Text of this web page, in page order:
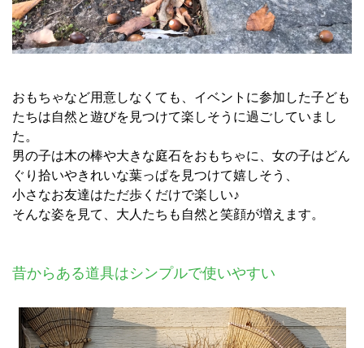
おもちゃなど用意しなくても、イベントに参加した子ども
たちは自然と遊びを見つけて楽しそうに過ごしていまし
た。
男の子は木の棒や大きな庭石をおもちゃに、女の子はどん
ぐり拾いやきれいな葉っぱを見つけて嬉しそう、
小さなお友達はただ歩くだけで楽しい♪
そんな姿を見て、大人たちも自然と笑顔が増えます。
昔からある道具はシンプルで使いやすい